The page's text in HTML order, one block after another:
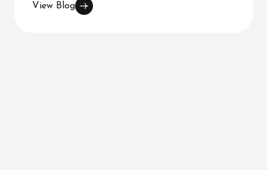
View Blog